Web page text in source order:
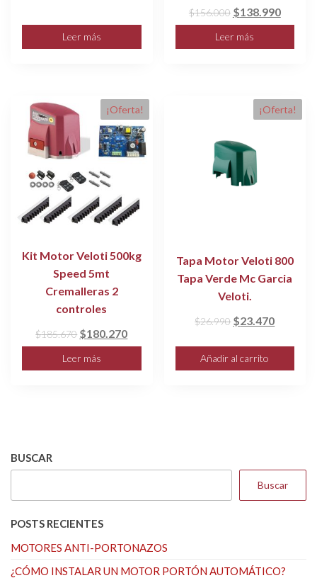
original
era:
actual
Leer más
$156.000 El
precio
original
$138.990El
precio
actual
Leer más
¡Oferta!
Kit Motor Veloti 500kg
Speed 5mt
Cremalleras 2
controles
$185.670 El
precio
original
$180.270El
precio
actual
Leer más
¡Oferta!
Tapa Motor Veloti 800
Tapa Verde Mc Garcia
Veloti.
$26.990 El
original
era:
$23.470El
es:
Añadir al carrito
BUSCAR
Buscar
POSTS RECIENTES
MOTORES ANTI-PORTONAZOS
¿CÓMO INSTALAR UN MOTOR PORTÓN AUTOMÁTICO?